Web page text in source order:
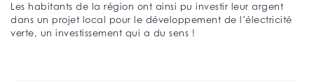
Les habitants de la région ont ainsi pu investir leur argent
dans un projet local pour le développement de l’électricité
verte, un investissement qui a du sens !